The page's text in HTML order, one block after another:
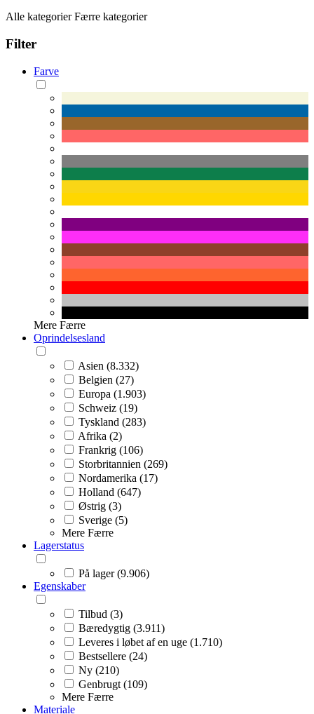
Alle kategorier Færre kategorier
Filter
Farve
Mere Færre
Oprindelsesland
Asien (8.332)
Belgien (27)
Europa (1.903)
Schweiz (19)
Tyskland (283)
Afrika (2)
Frankrig (106)
Storbritannien (269)
Nordamerika (17)
Holland (647)
Østrig (3)
Sverige (5)
Mere Færre
Lagerstatus
På lager (9.906)
Egenskaber
Tilbud (3)
Bæredygtig (3.911)
Leveres i løbet af en uge (1.710)
Bestsellere (24)
Ny (210)
Genbrugt (109)
Mere Færre
Materiale